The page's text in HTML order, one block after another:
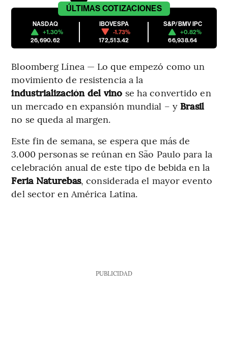
ÚLTIMAS COTIZACIONES
NASDAQ
+1.30%
26,690.62
IBOVESPA
-1.73%
172,513.42
S&P/BMV IPC
+0.82%
66,938.64
Bloomberg Línea — Lo que empezó como un
movimiento de resistencia a la
industrialización del vino se ha convertido en
un mercado en expansión mundial – y Brasil
no se queda al margen.
Este fin de semana, se espera que más de
3.000 personas se reúnan en São Paulo para la
celebración anual de este tipo de bebida en la
Feria Naturebas, considerada el mayor evento
del sector en América Latina.
PUBLICIDAD